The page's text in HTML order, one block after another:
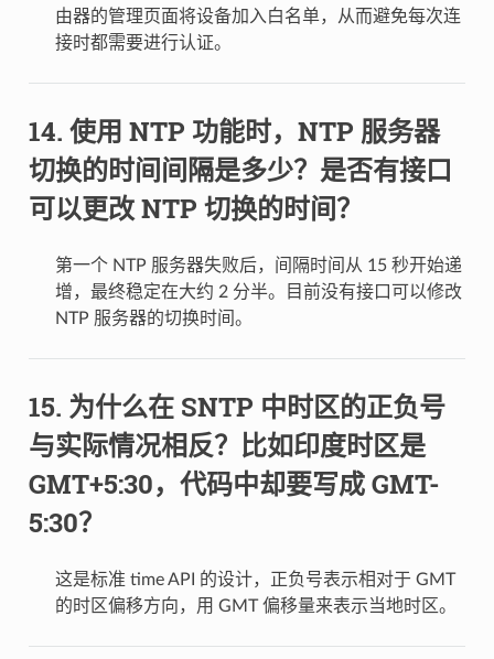
由器的管理页面将设备加入白名单，从而避免每次连
接时都需要进行认证。
使用 NTP 功能时，NTP 服务器
切换的时间间隔是多少？是否有接口
可以更改 NTP 切换的时间？
第一个 NTP 服务器失败后，间隔时间从 15 秒开始递
增，最终稳定在大约 2 分半。目前没有接口可以修改
NTP 服务器的切换时间。
为什么在 SNTP 中时区的正负号
与实际情况相反？比如印度时区是
GMT+5:30，代码中却要写成 GMT-
5:30？
这是标准 time API 的设计，正负号表示相对于 GMT
的时区偏移方向，用 GMT 偏移量来表示当地时区。